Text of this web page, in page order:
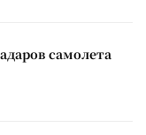
самолета